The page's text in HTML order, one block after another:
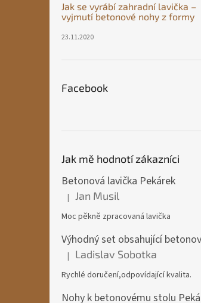
Jak se vyrábí zahradní lavička –
vyjmutí betonové nohy z formy
23.11.2020
Facebook
Jak mě hodnotí zákazníci
Betonová lavička Pekárek
Hodnocení produktu je 5 z 5 hvězdiček.
| Jan Musil
Moc pěkně zpracovaná lavička
Hodnocení produktu je 5 z 5 hvězdiček.
| Ladislav Sobotka
Rychlé doručení,odpovídající kvalita.